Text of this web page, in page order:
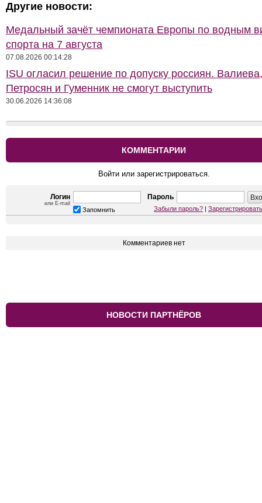
Другие новости:
Медальный зачёт чемпионата Европы по водным
спорта на 7 августа
07.08.2026 00:14:28
ISU огласил решение по допуску россиян. Валиева,
Петросян и Гуменник не смогут выступить
30.06.2026 14:36:08
КОММЕНТАРИИ
Войти или зарегистрироваться.
Логин
или E-mail
Пароль
Запомнить Забыли пароль? |
Комментариев нет
НОВОСТИ ПАРТНЁРОВ